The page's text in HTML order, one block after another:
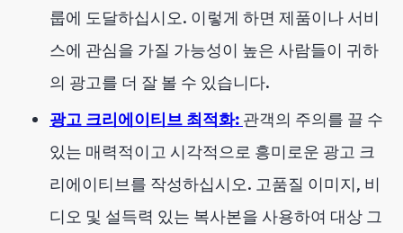
룹에 도달하십시오. 이렇게 하면 제품이나 서비
스에 관심을 가질 가능성이 높은 사람들이 귀하
의 광고를 더 잘 볼 수 있습니다.
광고 크리에이티브 최적화: 관객의 주의를 끌 수
있는 매력적이고 시각적으로 흥미로운 광고 크
리에이티브를 작성하십시오. 고품질 이미지, 비
디오 및 설득력 있는 복사본을 사용하여 대상 그